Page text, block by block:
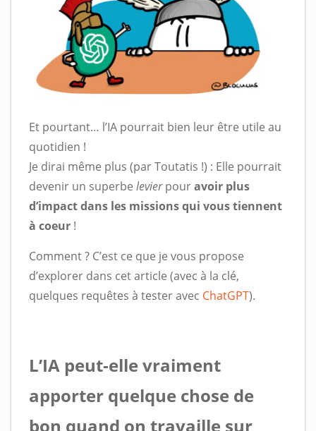
Et pourtant… l’IA pourrait bien leur être utile au
quotidien !
Je dirai même plus (par Toutatis !) : Elle pourrait
devenir un superbe levierpouravoir plus
d’impact dans les missions qui vous tiennent
à coeur !
Comment ? C’est ce que je vous propose
d’explorer dans cet article (avec à la clé,
quelques requêtes à tester avec ChatGPT).
L’IA peut-elle vraiment
apporter quelque chose de
bon quand on travaille sur